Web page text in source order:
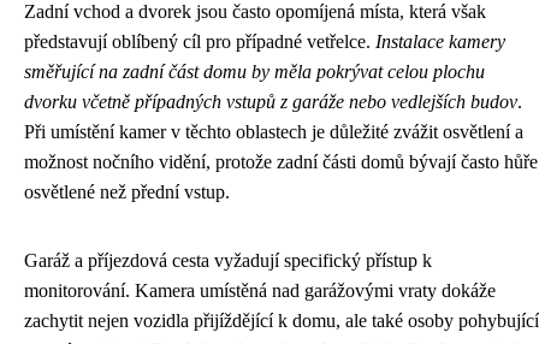
Zadní vchod a dvorek jsou často opomíjená místa, která však
představují oblíbený cíl pro případné vetřelce. Instalace kamery
směřující na zadní část domu by měla pokrývat celou plochu
dvorku včetně případných vstupů z garáže nebo vedlejších budov.
Při umístění kamer v těchto oblastech je důležité zvážit osvětlení a
možnost nočního vidění, protože zadní části domů bývají často hůře
osvětlené než přední vstup.
Garáž a příjezdová cesta vyžadují specifický přístup k
monitorování. Kamera umístěná nad garážovými vraty dokáže
zachytit nejen vozidla přijíždějící k domu, ale také osoby pohybující